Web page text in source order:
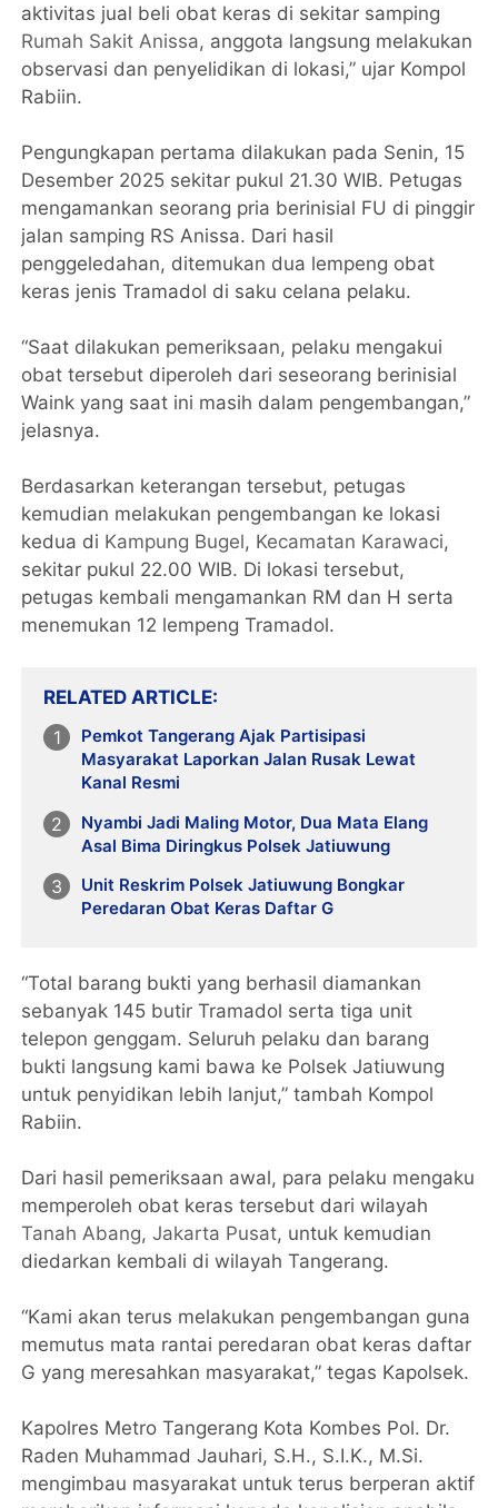
aktivitas jual beli obat keras di sekitar samping
Rumah Sakit Anissa, anggota langsung melakukan
observasi dan penyelidikan di lokasi,” ujar Kompol
Rabiin.
Pengungkapan pertama dilakukan pada Senin, 15
Desember 2025 sekitar pukul 21.30 WIB. Petugas
mengamankan seorang pria berinisial FU di pinggir
jalan samping RS Anissa. Dari hasil
penggeledahan, ditemukan dua lempeng obat
keras jenis Tramadol di saku celana pelaku.
“Saat dilakukan pemeriksaan, pelaku mengakui
obat tersebut diperoleh dari seseorang berinisial
Waink yang saat ini masih dalam pengembangan,”
jelasnya.
Berdasarkan keterangan tersebut, petugas
kemudian melakukan pengembangan ke lokasi
kedua di Kampung Bugel, Kecamatan Karawaci,
sekitar pukul 22.00 WIB. Di lokasi tersebut,
petugas kembali mengamankan RM dan H serta
menemukan 12 lempeng Tramadol.
RELATED ARTICLE
Pemkot Tangerang Ajak Partisipasi
Masyarakat Laporkan Jalan Rusak Lewat
Kanal Resmi
Nyambi Jadi Maling Motor, Dua Mata Elang
Asal Bima Diringkus Polsek Jatiuwung
Unit Reskrim Polsek Jatiuwung Bongkar
Peredaran Obat Keras Daftar G
“Total barang bukti yang berhasil diamankan
sebanyak 145 butir Tramadol serta tiga unit
telepon genggam. Seluruh pelaku dan barang
bukti langsung kami bawa ke Polsek Jatiuwung
untuk penyidikan lebih lanjut,” tambah Kompol
Rabiin.
Dari hasil pemeriksaan awal, para pelaku mengaku
memperoleh obat keras tersebut dari wilayah
Tanah Abang,Jakarta Pusat, untuk kemudian
diedarkan kembali di wilayah Tangerang.
“Kami akan terus melakukan pengembangan guna
memutus mata rantai peredaran obat keras daftar
G yang meresahkan masyarakat,” tegas Kapolsek.
Kapolres Metro Tangerang Kota Kombes Pol. Dr.
Raden Muhammad Jauhari, S.H., S.I.K., M.Si.
mengimbau masyarakat untuk terus berperan aktif